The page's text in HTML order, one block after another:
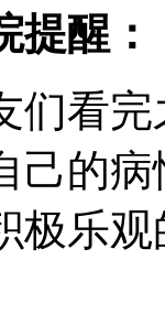
提醒：
看完
己的
极乐